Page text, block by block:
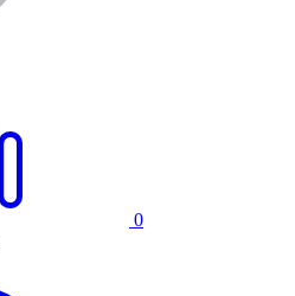
0